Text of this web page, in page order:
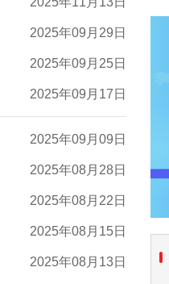
2025年09月29日
2025年09月25日
2025年09月17日
2025年09月09日
2025年08月28日
2025年08月22日
2025年08月15日
2025年08月13日